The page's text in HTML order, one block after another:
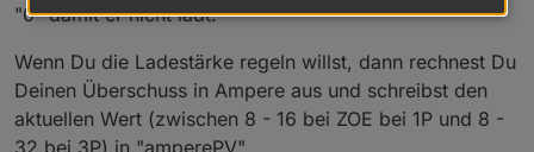
"0" damit er nicht lädt.
Wenn Du die Ladestärke regeln willst, dann rechnest Du
Deinen Überschuss in Ampere aus und schreibst den
aktuellen Wert (zwischen 8 - 16 bei ZOE bei 1P und 8 -
32 bei 3P) in "amperePV"